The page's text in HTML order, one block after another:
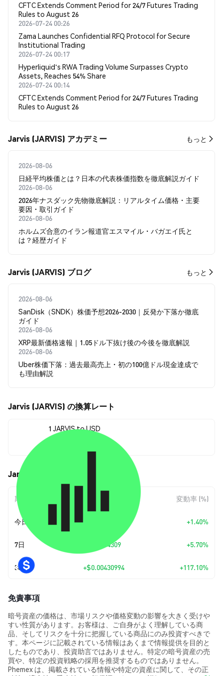
CFTC Extends Comment Period for 24/7 Futures Trading
Rules to August 26
2026-07-24 00:26
Zama Launches Confidential RFQ Protocol for Secure
Institutional Trading
2026-07-24 00:17
Hyperliquid's RWA Trading Volume Surpasses Crypto
Assets, Reaches 54% Share
2026-07-24 00:14
CFTC Extends Comment Period for 24/7 Futures Trading
Rules to August 26
Jarvis (JARVIS) アカデミー もっと
2026-08-06
日経平均株価とは？日本の代表株価指数を徹底解説ガイド
2026-08-06
2026年ナスダック先物徹底解説：リアルタイム価格・主要
要因・取引ガイド
2026-08-06
ホルムズ合意のイラン報道官エスマイル・バガエイ氏と
は？経歴ガイド
Jarvis (JARVIS) ブログ もっと
2026-08-06
SanDisk（SNDK）株価予想2026-2030｜反発か下落か徹底
ガイド
2026-08-06
XRP最新価格速報｜1.05ドル下抜け後の今後を徹底解説
2026-08-06
Uber株価下落：過去最高売上・初の100億ドル現金達成で
も理由解説
Jarvis (JARVIS) の換算レート
1 JARVIS to USD
Jarvis (JARVIS) の価格変動
期間 変動率 (%)
今日 +1.40%
7日 $0.0004309 +5.70%
30日 +$0.00430994 +117.10%
免責事項
暗号資産の価格は、市場リスクや価格変動の影響を大きく受けや
すい性質があります。お客様は、ご自身がよく理解している商
品、そしてリスクを十分に把握している商品にのみ投資すべきで
す。本ページに記載されている情報はあくまで情報提供を目的と
したものであり、投資助言ではありません。特定の暗号資産の売
買や、特定の投資戦略の採用を推奨するものではありません。
Phemex は、掲載されている情報や特定の資産に関して、その正